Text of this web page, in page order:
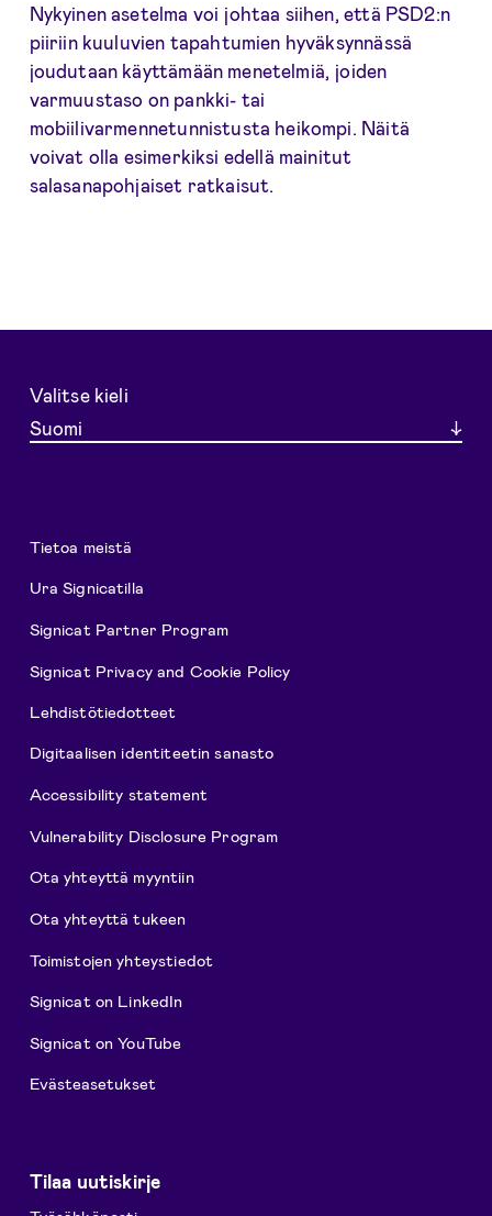
Nykyinen asetelma voi johtaa siihen, että PSD2:n
piiriin kuuluvien tapahtumien hyväksynnässä
joudutaan käyttämään menetelmiä, joiden
varmuustaso on pankki- tai
mobiilivarmennetunnistusta heikompi. Näitä
voivat olla esimerkiksi edellä mainitut
salasanapohjaiset ratkaisut.
Valitse kieli
Suomi
Tietoa meistä
Ura Signicatilla
Signicat Partner Program
Signicat Privacy and Cookie Policy
Lehdistötiedotteet
Digitaalisen identiteetin sanasto
Accessibility statement
Vulnerability Disclosure Program
Ota yhteyttä myyntiin
Ota yhteyttä tukeen
Toimistojen yhteystiedot
Signicat on LinkedIn
Signicat on YouTube
Evästeasetukset
Tilaa uutiskirje